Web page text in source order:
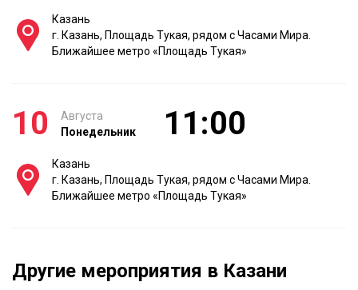
Казань
г. Казань, Площадь Тукая, рядом с Часами Мира.
Ближайшее метро «Площадь Тукая»
10
Августа
Понедельник
11:00
Казань
г. Казань, Площадь Тукая, рядом с Часами Мира.
Ближайшее метро «Площадь Тукая»
Другие мероприятия в Казани